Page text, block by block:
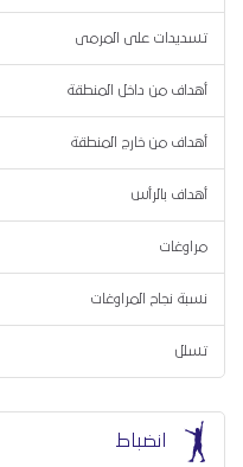
تسديدات على المرمى
أهداف من داخل المنطقة
أهداف من خارج المنطقة
أهداف بالرأس
مراوغات
نسبة نجاح المراوغات
تسلل
انضباط